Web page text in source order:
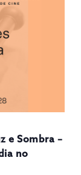
e Sombra –
no